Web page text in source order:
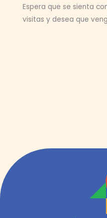
Espera que se sienta
visitas y desea que